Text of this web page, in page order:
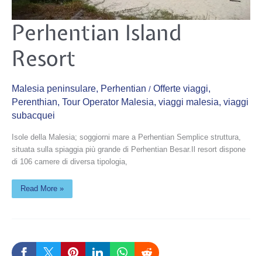
Perhentian Island
Resort
Malesia peninsulare, Perhentian / Offerte viaggi,
Perenthian, Tour Operator Malesia, viaggi malesia, viaggi
subacquei
Isole della Malesia; soggiorni mare a Perhentian Semplice struttura,
situata sulla spiaggia più grande di Perhentian Besar.Il resort dispone
di 106 camere di diversa tipologia,
Perhentian
Island
Resort
Read More »